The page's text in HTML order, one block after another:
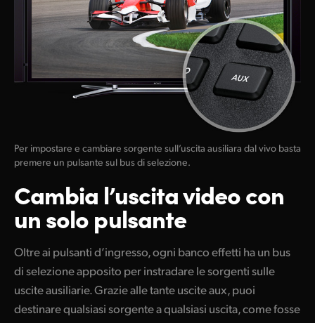
Per impostare e cambiare sorgente sull’uscita ausiliara dal vivo basta
premere un pulsante sul bus di selezione.
Cambia l’uscitavideo con
un solo pulsante
Oltre ai pulsanti d’ingresso, ogni banco effetti ha un bus
di selezione apposito per instradare le sorgenti sulle
uscite ausiliarie. Grazie alle tante uscite aux, puoi
destinare qualsiasi sorgente a qualsiasi uscita, come fosse